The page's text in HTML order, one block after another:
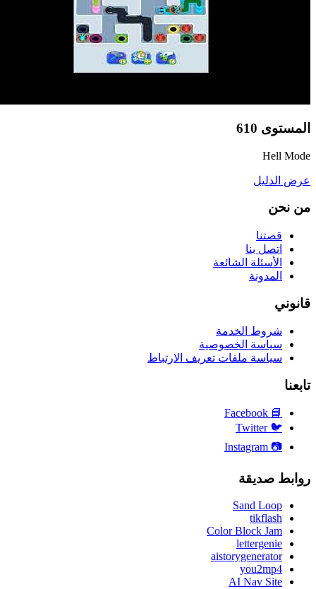
المستوى 610
Hell Mode
عرض الدليل
من نحن
قصتنا
اتصل بنا
الأسئلة الشائعة
المدونة
قانوني
شروط الخدمة
سياسة الخصوصية
سياسة ملفات تعريف الارتباط
تابعنا
📘
🐦
Twitter
📷
روابط صديقة
Sand Loop
tikflash
Color Block Jam
lettergenie
aistorygenerator
you2mp4
AI Nav Site